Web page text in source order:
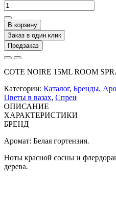
В корзину
Заказ в один клик
Предзаказ
COTE NOIRE 15ML ROOM
Категории: Каталог, Бренды,
Цветы в вазах, Спреи
ОПИСАНИЕ
ХАРАКТЕРИСТИКИ
БРЕНД
Аромат: Белая гортензия.
Ноты красной сосны и
дерева.